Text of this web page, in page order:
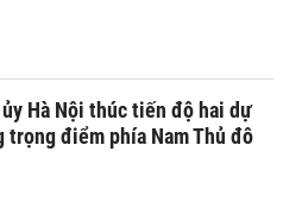
Hà Nội thúc tiến độ hai dự
trọng điểm phía Nam Thủ đô